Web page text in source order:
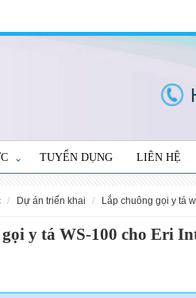
TUYỂN DỤNG LIÊN HỆ
dự án triển khai lắp chuông gọi y tá
y tá WS-100 cho Eri